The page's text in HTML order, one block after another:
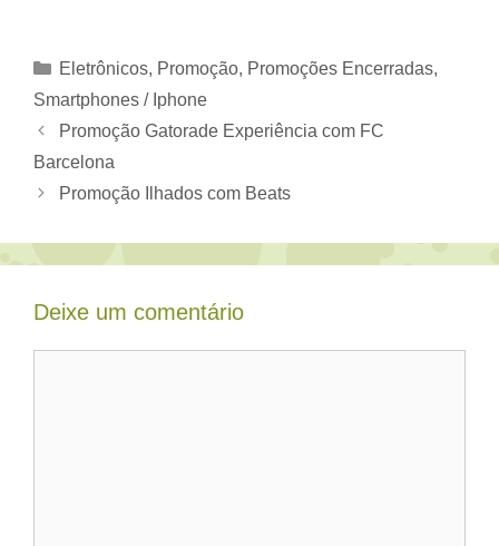
Categorias
Eletrônicos, Promoção, Promoções Encerradas,
Smartphones / Iphone
Promoção Gatorade Experiência com FC
Barcelona
Promoção Ilhados com Beats
Deixe um comentário